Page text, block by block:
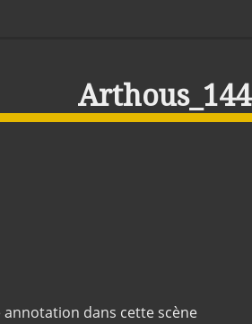
Arthous_144
dans cette scène